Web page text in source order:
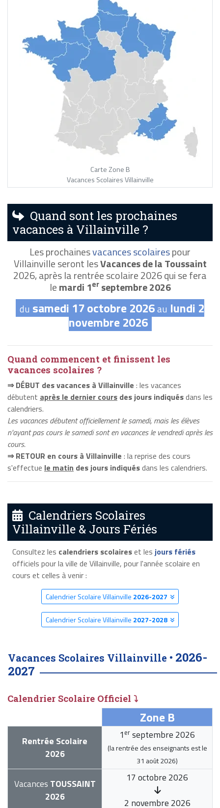
Carte Zone B
Vacances Scolaires Villainville
Quand sont les prochaines
vacances à Villainville ?
Les prochainesvacances scolairespour
Villainville seront lesVacances de la Toussaint
2026, après la rentrée scolaire 2026 qui se fera
lemardi 1erseptembre 2026
du samedi 17 octobre 2026au lundi 2
novembre 2026
Quand commencent et finissent les
vacances scolaires ?
⇒ DÉBUT des vacances à Villainville : les vacances
débutent après le dernier cours des jours indiquésdans les
calendriers.
Les vacances débutent officiellement le samedi, mais les élèves
n'ayant pas cours le samedi sont en vacances le vendredi après les
cours.
⇒ RETOUR en cours à Villainville : la reprise des cours
s'effectue le matin des jours indiquésdans les calendriers.
Calendriers Scolaires
Villainville & Jours Fériés
Consultez les calendriers scolaireset les jours fériés
officiels pour la ville de Villainville, pour l'année scolaire en
cours et celles à venir :
Calendrier Scolaire Villainville 2026-2027
Calendrier Scolaire Villainville 2027-2028
Vacances Scolaires Villainville • 2026-
2027
Calendrier Scolaire Officiel ⤵
Zone B
Rentrée Scolaire
2026
1 er septembre 2026
(la rentrée des enseignants est le
31 août 2026)
Vacances TOUSSAINT
2026
17 octobre 2026
2 novembre 2026